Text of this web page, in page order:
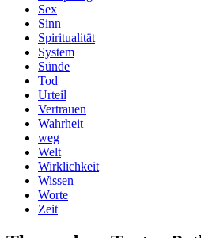
Sex
Sinn
Spiritualität
System
Sünde
Tod
Urteil
Vertrauen
Wahrheit
weg
Welt
Wirklichkeit
Wissen
Worte
Zeit